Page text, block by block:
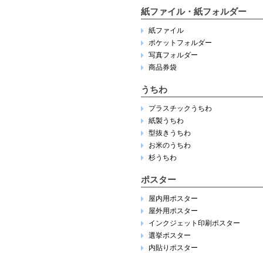
紙ファイル・紙フォルダー
紙ファイル
ポケットフォルダー
写真フォルダー
商品券袋
うちわ
プラスチックうちわ
紙製うちわ
型抜きうちわ
お米のうちわ
杉うちわ
ポスター
屋内用ポスター
屋外用ポスター
インクジェット印刷ポスター
選挙ポスター
内貼りポスター